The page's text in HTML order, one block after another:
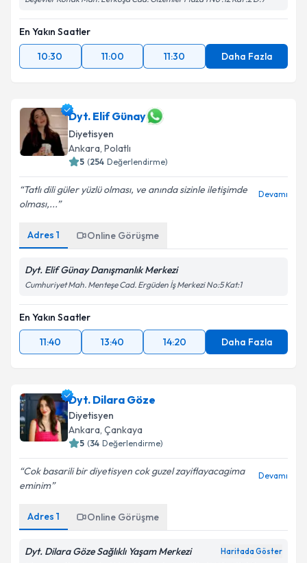
En Yakın Saatler
10:30
11:00 11:30 Daha Fazla
Dyt. Elif Günay
Diyetisyen
Ankara, Polatlı
5 (254 Değerlendirme)
Tatlı dili güler yüzlü olması, ve anında sizinle iletişimde
olması,...
Devamı
Adres 1 Online Görüşme
Dyt. Elif Günay Danışmanlık Merkezi
Cumhuriyet Mah. Menteşe Cad. Ergüden İş Merkezi No:5 Kat:1
En Yakın Saatler
11:40
13:40 14:20 Daha Fazla
Dyt. Dilara Göze
Diyetisyen
Ankara, Çankaya
5 (34 Değerlendirme)
Cok basarili bir diyetisyen cok guzel zayiflayacagima
eminim
Devamı
Adres 1 Online Görüşme
Dyt. Dilara Göze Sağlıklı Yaşam Merkezi Haritada Göster